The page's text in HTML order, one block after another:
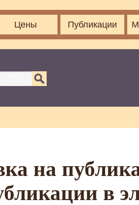
Цены Публикации
на
в